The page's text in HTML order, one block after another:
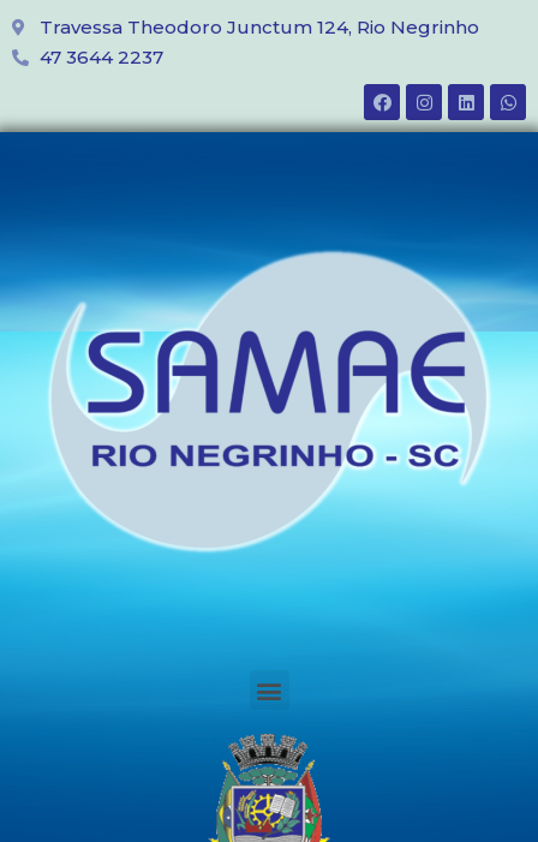
Travessa Theodoro Junctum 124, Rio Negrinho
47 3644 2237